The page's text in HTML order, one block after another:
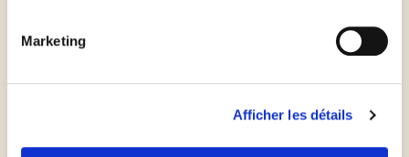
Marketing
Afficher les détails
poêle avec un filet d'huile d'olive.
A la sortie du four, ajoutez les aubergines, les